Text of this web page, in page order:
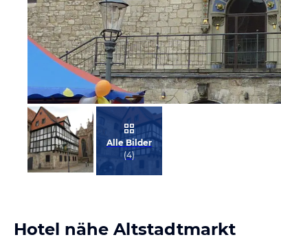
Bild melden
von Reinhard
Alle Bilder
(4)
Hotel nähe Altstadtmarkt